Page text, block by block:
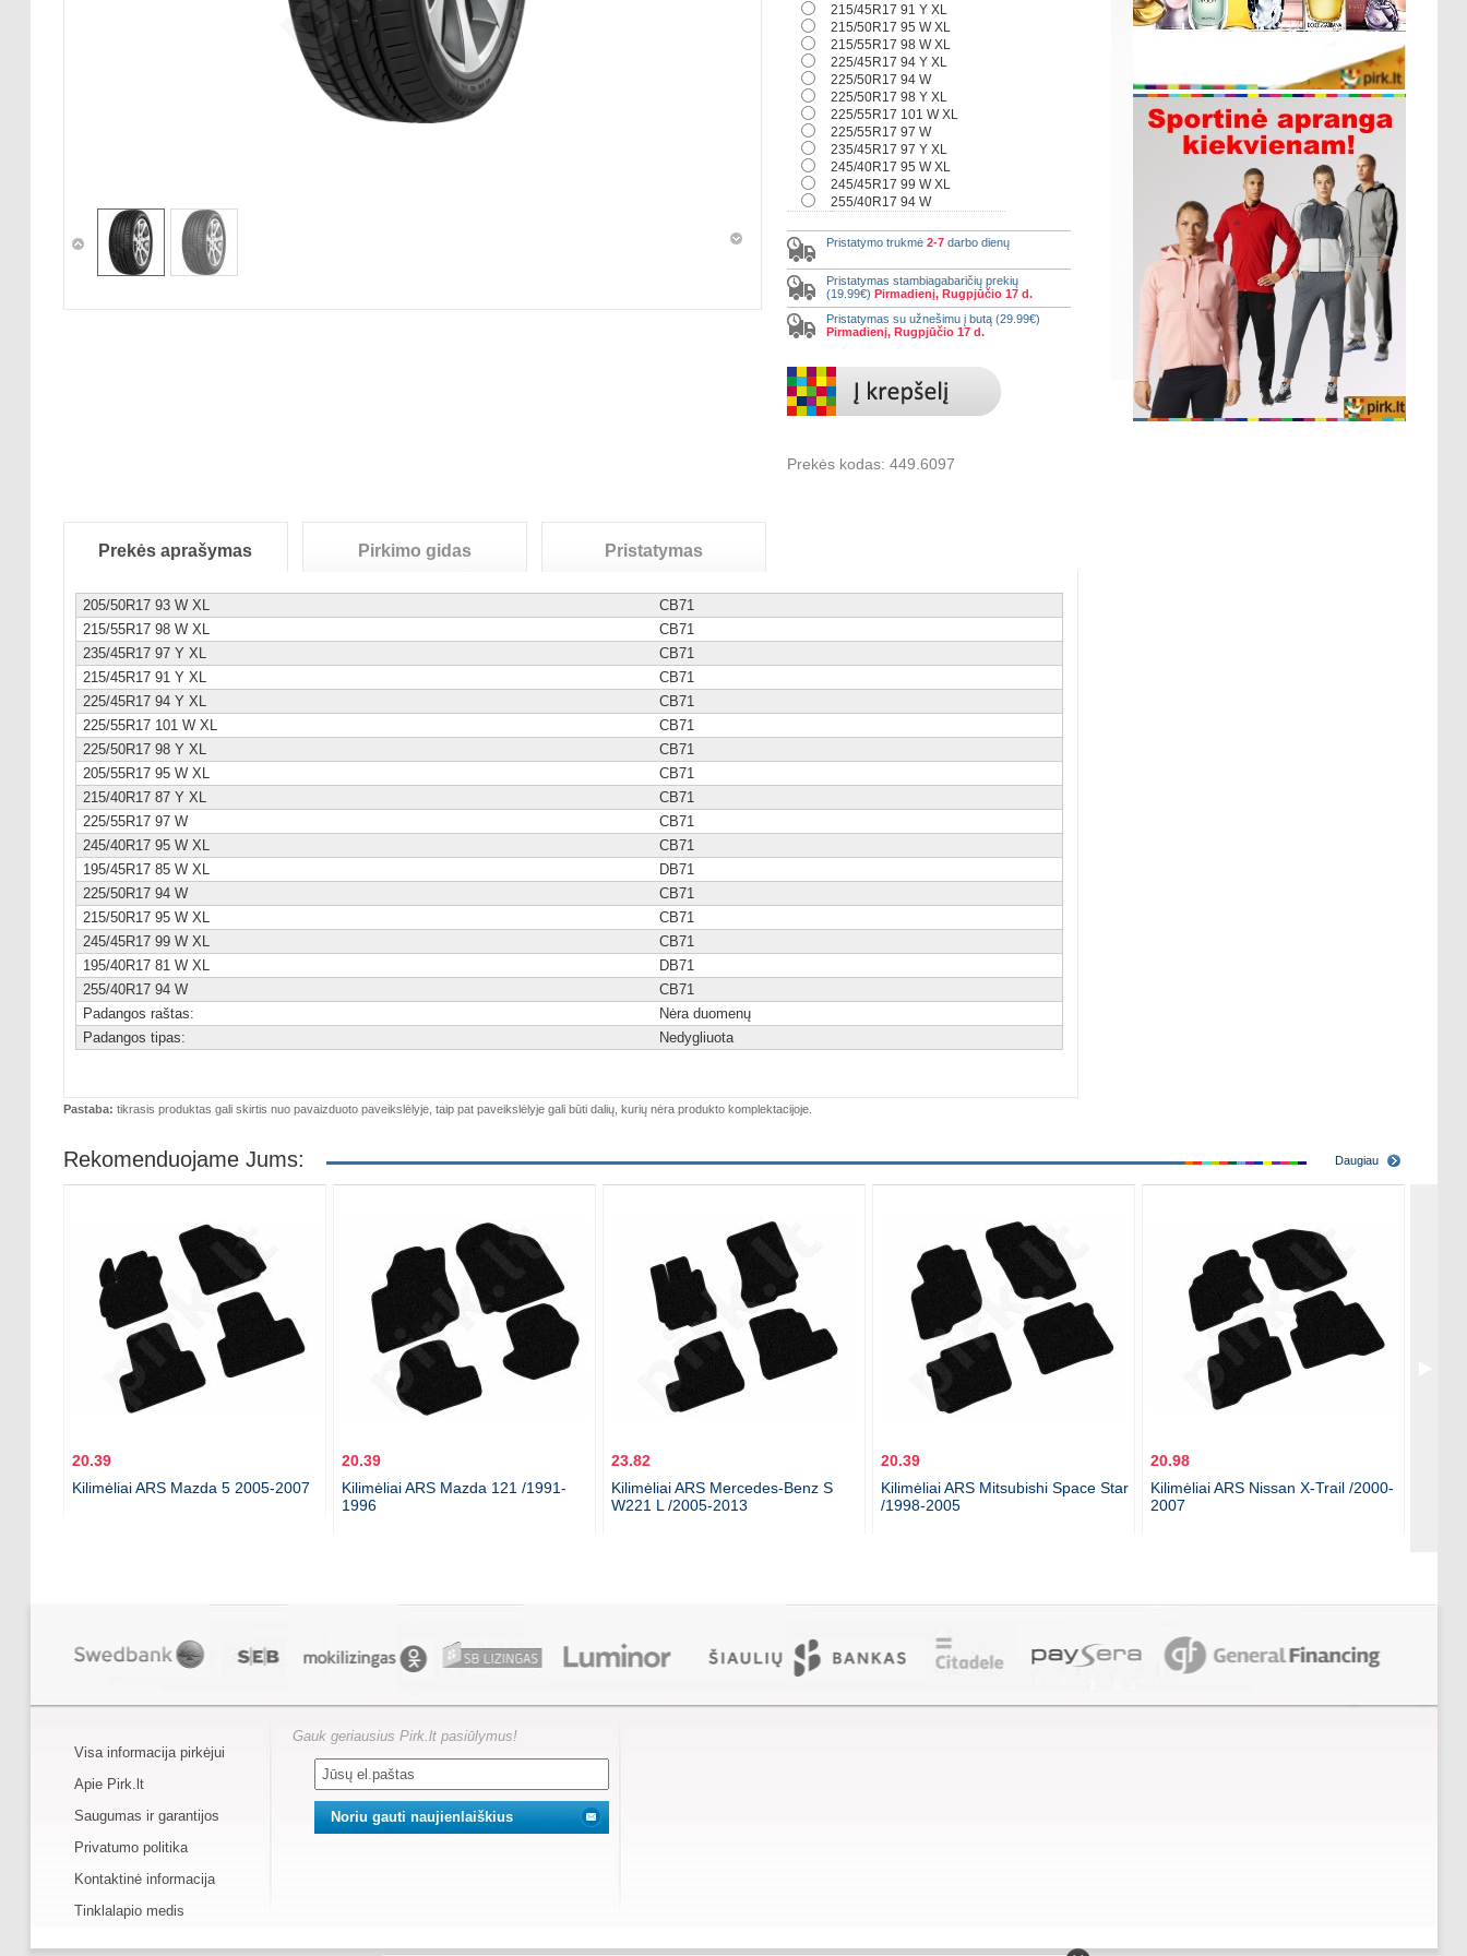
215/45R17 91 Y XL
215/50R17 95 W XL
215/55R17 98 W XL
225/45R17 94 Y XL
225/50R17 94 W
225/50R17 98 Y XL
225/55R17 101 W XL
225/55R17 97 W
235/45R17 97 Y XL
245/40R17 95 W XL
245/45R17 99 W XL
255/40R17 94 W
Pristatymo trukmė 2-7darbo dienų
Pristatymas stambiagabaričių prekių
(19.99€) Pirmadienį, Rugpjūčio 17 d.
Pristatymas su užnešimu į butą (29.99€)
Pirmadienį, Rugpjūčio 17 d.
Prekės kodas: 449.6097
Prekės aprašymas Pirkimo gidas Pristatymas
205/50R17 93 W XL CB71
215/55R17 98 W XL
CB71
235/45R17 97 Y XL
CB71
215/45R17 91 Y XL
CB71
225/45R17 94 Y XL
CB71
225/55R17 101 W XL
CB71
225/50R17 98 Y XL
CB71
205/55R17 95 W XL
CB71
215/40R17 87 Y XL
CB71
225/55R17 97 W
CB71
245/40R17 95 W XL
CB71
195/45R17 85 W XL
DB71
225/50R17 94 W
CB71
215/50R17 95 W XL
CB71
245/45R17 99 W XL
CB71
195/40R17 81 W XL
DB71
255/40R17 94 W
CB71
Padangos raštas:
Nėra duomenų
Padangos tipas:
Nedygliuota
Pastaba: tikrasis produktas gali skirtis nuo pavaizduoto paveikslėlyje, taip pat paveikslėlyje gali būti dalių, kurių nėra produkto komplektacijoje.
Rekomenduojame Jums: Daugiau
20.39
Kilimėliai ARS Mazda 5 2005-2007
20.39
Kilimėliai ARS Mazda 121 /1991-
1996
23.82
Kilimėliai ARS Mercedes-Benz S
W221 L /2005-2013
20.39
Kilimėliai ARS Mitsubishi Space Star
/1998-2005
20.98
Kilimėliai ARS Nissan X-Trail /2000-
2007
Visa informacija pirkėjui
Apie Pirk.lt
Saugumas ir garantijos
Privatumo politika
Kontaktinė informacija
Tinklalapio medis
Gauk geriausius Pirk.lt pasiūlymus!